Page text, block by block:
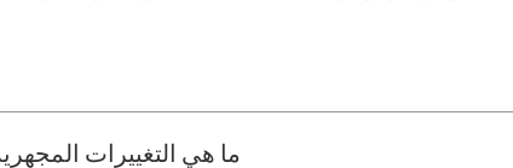
ما هي التغييرات